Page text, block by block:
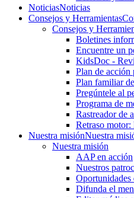
NoticiasNoticias
Consejos y Herramientas
Consejos y
Boletines
Encuentre un
KidsDoc -
Plan de acción
Plan familiar
Pregúntele al
Programa de
Rastre​​ador de
Retraso motor:
Nuestra misiónNuestra
Nuestra misión
AAP en acción
Nuestros
Oportunidades
Difunda el